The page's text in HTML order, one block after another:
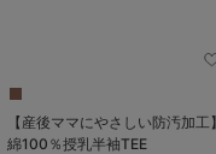
【産後ママにやさしい防汚加工】
綿100％授乳半袖TEE